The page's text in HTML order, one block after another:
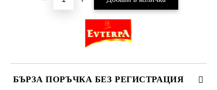
БЪРЗА ПОРЪЧКА БЕЗ РЕГИСТРАЦИЯ